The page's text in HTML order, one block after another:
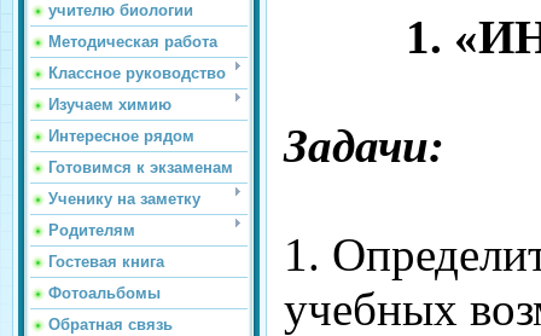
учителю биологии
Методическая работа
Классное руководство
Изучаем химию
Интересное рядом
Готовимся к экзаменам
Ученику на заметку
Родителям
Гостевая книга
Фотоальбомы
Обратная связь
1.
Задачи:
1.
учебных